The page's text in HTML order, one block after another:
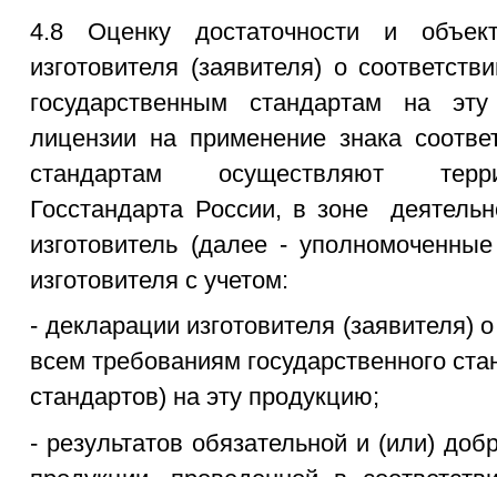
4.8 Оценку достаточности и
изготовителя (заявителя) о
государственным стандартам на
лицензии на применение знака
стандартам осуществляют
Госстандарта России, в зоне
изготовитель (далее -
изготовителя с учетом:
- декларации изготовителя (заявителя)
всем требованиям государственного
стандартов) на эту продукцию;
- результатов обязательной и (или)